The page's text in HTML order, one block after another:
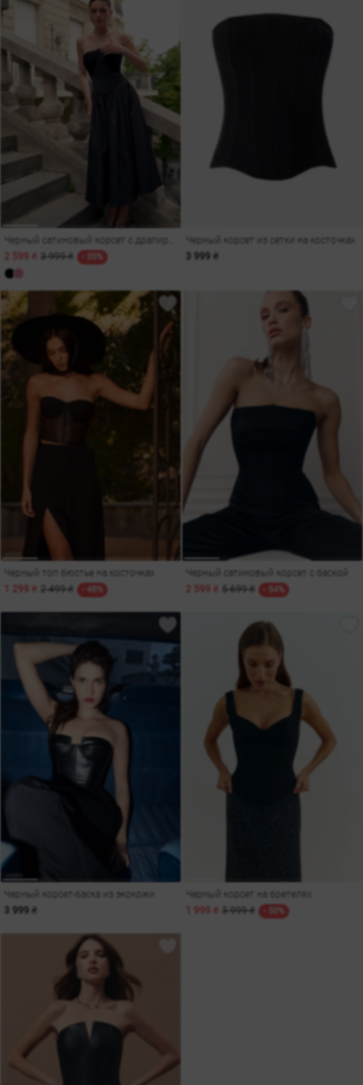
3 999 ₴ - 35%
Черный корсет из сетки на косточках
3 999 ₴
Черный топ бюстье на косточках
2 499 ₴ - 48%
Черный сатиновый корсет с баской
5 699 ₴ - 54%
Черный корсет-баска из экокожи
3 999 ₴
Черный корсет на бретелях
3 999 ₴ - 50%